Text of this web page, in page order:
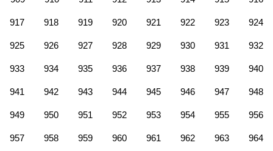
917 918 919 920 921 922 923 924
925 926 927 928 929 930 931 932
933 934 935 936 937 938 939 940
941 942 943 944 945 946 947 948
949 950 951 952 953 954 955 956
957 958 959 960 961 962 963 964